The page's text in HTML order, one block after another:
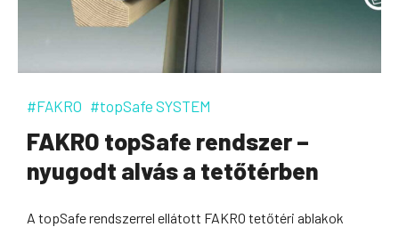
#FAKRO #topSafe SYSTEM
FAKRO topSafe rendszer –
nyugodt alvás a tetőtérben
A topSafe rendszerrel ellátott FAKRO tetőtéri ablakok